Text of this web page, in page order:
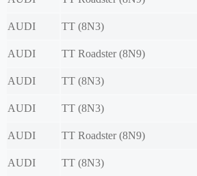
AUDI
TT (8N3)
AUDI
TT Roadster (8N9)
AUDI
TT (8N3)
AUDI
TT (8N3)
AUDI
TT Roadster (8N9)
AUDI
TT (8N3)